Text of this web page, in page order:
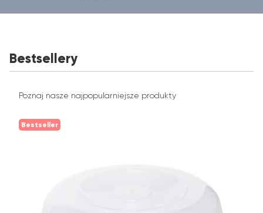
Bestsellery
Poznaj nasze najpopularniejsze produkty
Bestseller